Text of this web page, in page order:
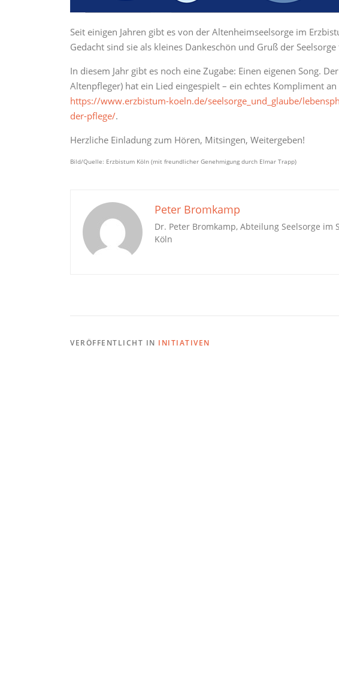
Seit einigen Jahren gibt es von der Altenheimseelsorge im
Gedacht sind sie als kleines Dankeschön und Gruß der
In diesem Jahr gibt es noch eine Zugabe: Einen eigenen Song.
Altenpfleger) hat ein Lied eingespielt – ein echtes Kompliment
https://www.erzbistum-koeln.de/seelsorge_und_glaube/
der-pflege/.
Herzliche Einladung zum Hören, Mitsingen, Weitergeben!
Bild/Quelle: Erzbistum Köln (mit freundlicher Genehmigung durch Elmar Trapp)
Peter Bromkamp
Dr. Peter Bromkamp, Abteilung Seelsorge
Köln
VERÖFFENTLICHT IN INITIATIVEN